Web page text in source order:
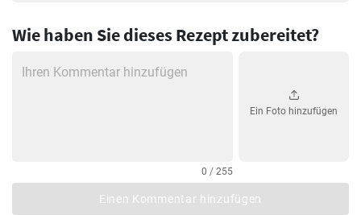
Wie haben Sie dieses Rezept zubereitet?
0 / 255
Ein Foto hinzufügen
Einen Kommentar hinzufügen